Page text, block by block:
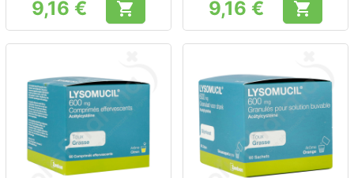
Prix
9,16 €  Prix
9,16 € 